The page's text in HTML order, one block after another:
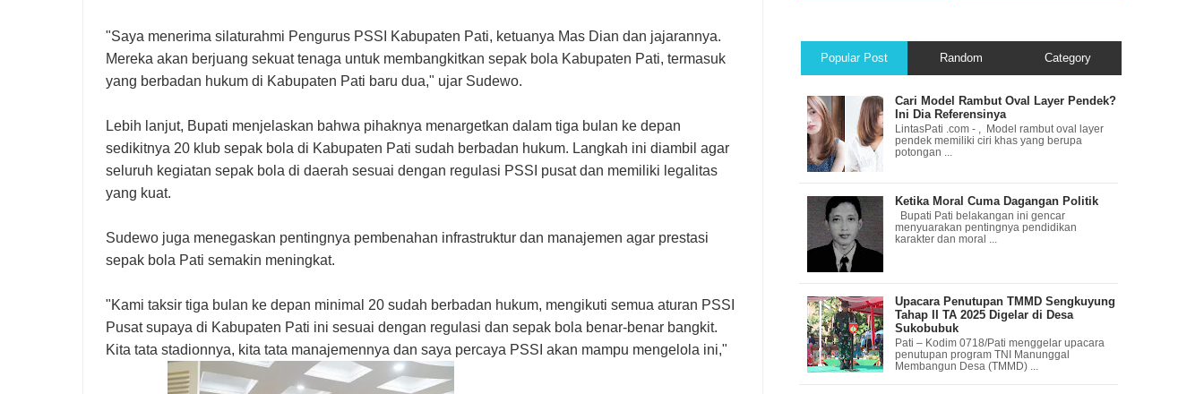
"Saya menerima silaturahmi Pengurus PSSI Kabupaten Pati, ketuanya Mas Dian dan jajarannya.
Mereka akan berjuang sekuat tenaga untuk membangkitkan sepak bola Kabupaten Pati, termasuk
yang berbadan hukum di Kabupaten Pati baru dua," ujar Sudewo.
Lebih lanjut, Bupati menjelaskan bahwa pihaknya menargetkan dalam tiga bulan ke depan
sedikitnya 20 klub sepak bola di Kabupaten Pati sudah berbadan hukum. Langkah ini diambil agar
seluruh kegiatan sepak bola di daerah sesuai dengan regulasi PSSI pusat dan memiliki legalitas
yang kuat.
Sudewo juga menegaskan pentingnya pembenahan infrastruktur dan manajemen agar prestasi
sepak bola Pati semakin meningkat.
"Kami taksir tiga bulan ke depan minimal 20 sudah berbadan hukum, mengikuti semua aturan PSSI
Pusat supaya di Kabupaten Pati ini sesuai dengan regulasi dan sepak bola benar-benar bangkit.
Kita tata stadionnya, kita tata manajemennya dan saya percaya PSSI akan mampu mengelola ini,"
Popular Post Random Category
Cari Model Rambut Oval Layer Pendek?
Ini Dia Referensinya
LintasPati .com - , Model rambut oval layer
pendek memiliki ciri khas yang berupa
potongan ...
Ketika Moral Cuma Dagangan Politik
Bupati Pati belakangan ini gencar
menyuarakan pentingnya pendidikan
karakter dan moral ...
Upacara Penutupan TMMD Sengkuyung
Tahap II TA 2025 Digelar di Desa
Sukobubuk
Pati – Kodim 0718/Pati menggelar upacara
penutupan program TNI Manunggal
Membangun Desa (TMMD) ...